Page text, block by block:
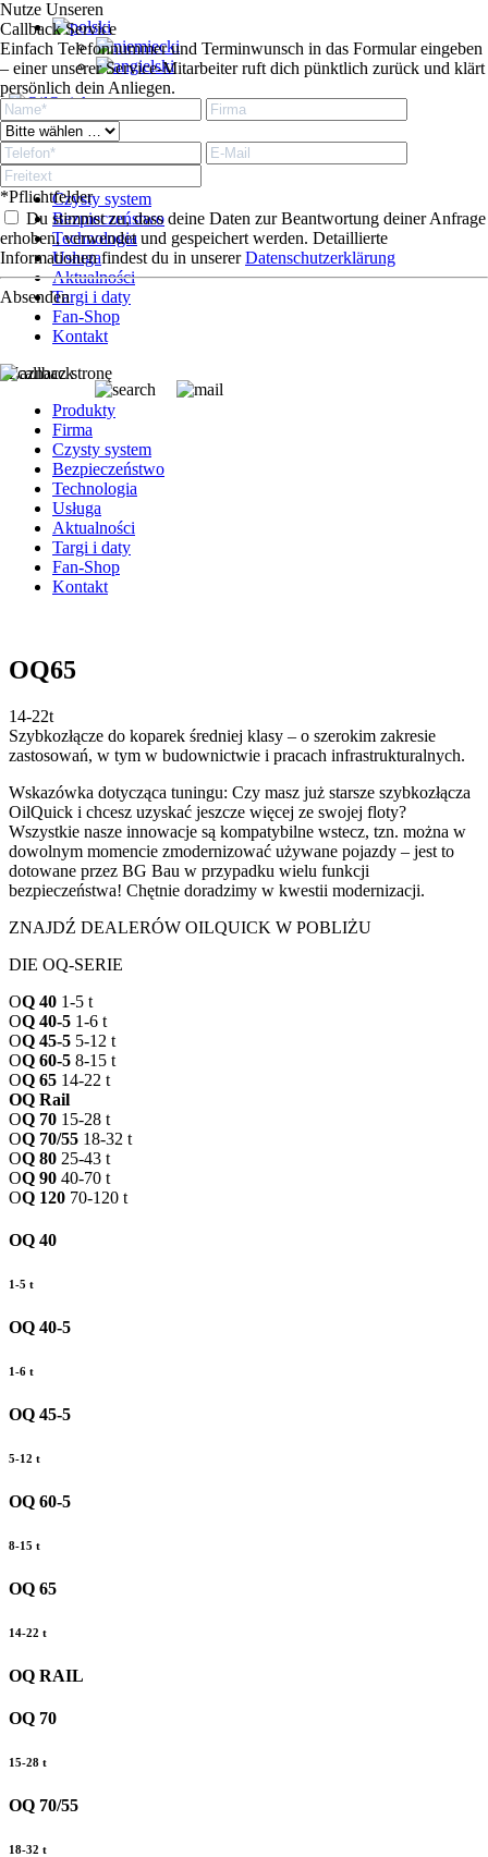
Produkty
Czysty system
Bezpieczeństwo
Technologia
Usługa
Aktualności
Targi i daty
Fan-Shop
Kontakt
Zaznacz stronę
Produkty
Firma
Czysty system
Bezpieczeństwo
Technologia
Usługa
Aktualności
Targi i daty
Fan-Shop
Kontakt
OQ65
14-22t
Szybkozłącze do koparek średniej klasy – o szerokim zakresie
zastosowań, w tym w budownictwie i pracach infrastrukturalnych.
Wskazówka dotycząca tuningu: Czy masz już starsze szybkozłącza
OilQuick i chcesz uzyskać jeszcze więcej ze swojej floty?
Wszystkie nasze innowacje są kompatybilne wstecz, tzn. można w
dowolnym momencie zmodernizować używane pojazdy – jest to
dotowane przez BG Bau w przypadku wielu funkcji
bezpieczeństwa! Chętnie doradzimy w kwestii modernizacji.
ZNAJDŹ DEALERÓW OILQUICK W POBLIŻU
DIE OQ-SERIE
OQ 40 1-5 t
OQ 40-5 1-6 t
OQ 45-5 5-12 t
OQ 60-5 8-15 t
OQ 65 14-22 t
OQ Rail
OQ 70 15-28 t
OQ 70/55 18-32 t
OQ 80 25-43 t
OQ 90 40-70 t
OQ 120 70-120 t
OQ 40
1-5 t
OQ 40-5
1-6 t
OQ 45-5
5-12 t
OQ 60-5
8-15 t
OQ 65
14-22 t
OQ RAIL
OQ 70
15-28 t
OQ 70/55
18-32 t
Nutze Unseren
Callback Service
Einfach Telefonnummer und Terminwunsch in das Formular eingeben
– einer unserer Service-Mitarbeiter ruft dich pünktlich zurück und klärt
persönlich dein Anliegen.
*Pflichtfelder
Du stimmst zu, dass deine Daten zur Beantwortung deiner Anfrage
erhoben, verwendet und gespeichert werden. Detaillierte
Informationen findest du in unsererDatenschutzerklärung
Absenden